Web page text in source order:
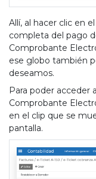
Allí, al hacer clic en
completa del pago
Comprobante
ese globo también
deseamos.
Para poder acceder
Comprobante
en el clip que se
pantalla.